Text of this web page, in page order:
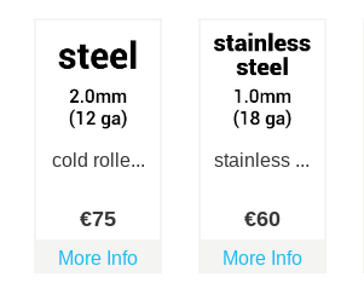
cold rolle...
€75
More Info
stainless ...
€60
More Info